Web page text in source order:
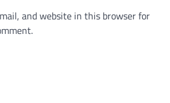
and website in this browser for